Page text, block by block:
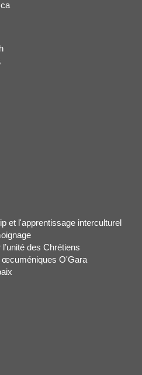
et l'apprentissage interculturel
des Chrétiens
œcuméniques O'Gara